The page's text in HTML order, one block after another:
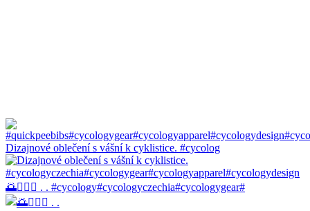
Dizajnové oblečení s vášní k cyklistice. #cycolog
🌅🚴🏼‍♀️ . . #cycology#cycologyczechia#cycologygear#